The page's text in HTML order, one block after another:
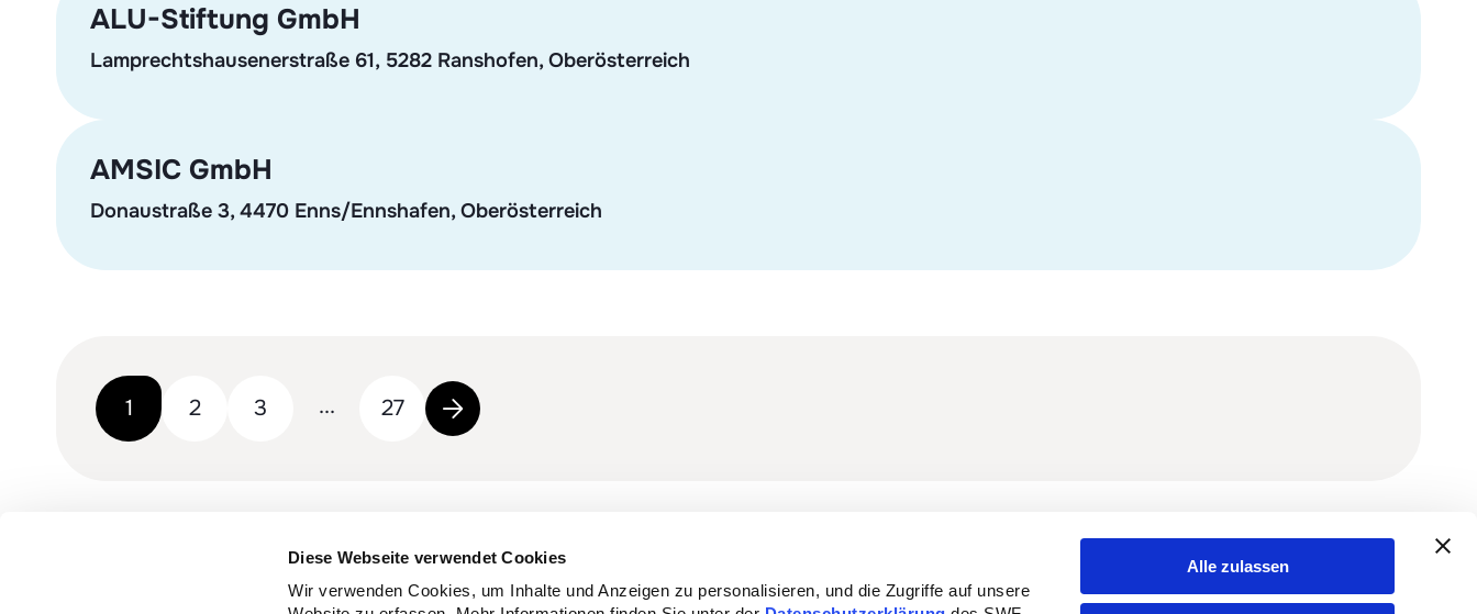
Diese Webseite verwendet Cookies
Wir verwenden Cookies, um Inhalte und Anzeigen zu personalisieren, und die Zugriffe auf unsere
Alle zulassen
ALU-Stiftung GmbH
Lamprechtshausenerstraße 61, 5282 Ranshofen, Oberösterreich
AMSIC GmbH
Donaustraße 3, 4470 Enns/Ennshafen, Oberösterreich
1 2 3 ... 27
Fondul social și de formare continuă
Prestații
Imprimare